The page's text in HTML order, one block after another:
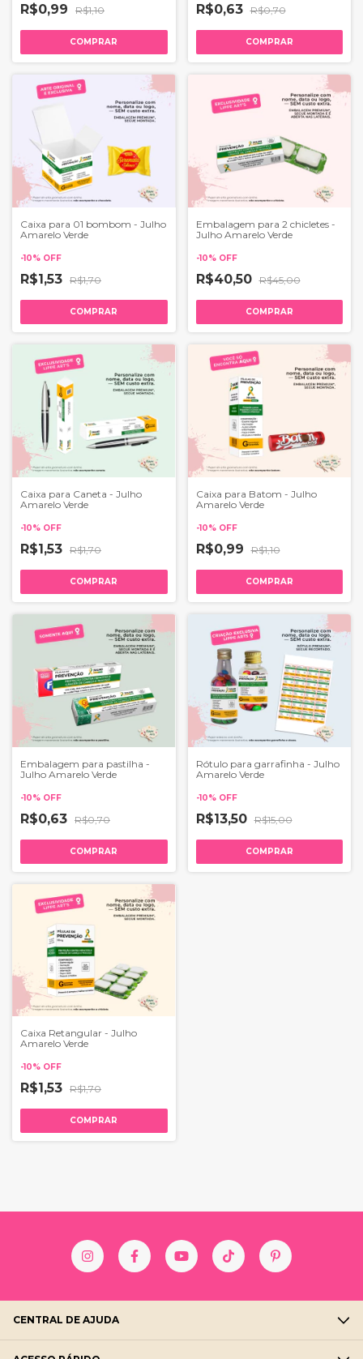
R$0,99 R$1,10
COMPRAR
R$0,63 R$0,70
COMPRAR
Caixa para 01 bombom - Julho
Amarelo Verde
-10% OFF
R$1,53 R$1,70
COMPRAR
Embalagem para 2 chicletes -
Julho Amarelo Verde
-10% OFF
R$40,50 R$45,00
COMPRAR
Caixa para Caneta - Julho
Amarelo Verde
-10% OFF
R$1,53 R$1,70
COMPRAR
Caixa para Batom - Julho
Amarelo Verde
-10% OFF
R$0,99 R$1,10
COMPRAR
Embalagem para pastilha -
Julho Amarelo Verde
-10% OFF
R$0,63 R$0,70
COMPRAR
Rótulo para garrafinha - Julho
Amarelo Verde
-10% OFF
R$13,50 R$15,00
COMPRAR
Caixa Retangular - Julho
Amarelo Verde
-10% OFF
R$1,53 R$1,70
COMPRAR
CENTRAL DE AJUDA